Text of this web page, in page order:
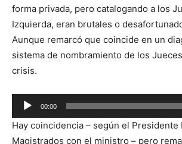
forma privada, pero catalogando a los
Izquierda, eran brutales o
Aunque remarcó que coincide en un
sistema de nombramiento de los
crisis.
Reproductor
de
00:00
Hay coincidencia – según el Presidente
Magistrados con el ministro – pero